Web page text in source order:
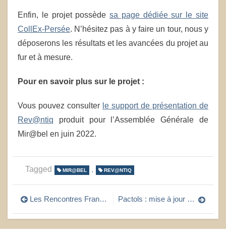
Enfin, le projet possèdesa page dédiée sur le site
CollEx-Persée. N’hésitez pas à y faire un tour, nous y
déposerons les résultats et les avancées du projet au
fur et à mesure.
Pour en savoir plus sur le projet :
Vous pouvez consulter le support de présentation de
Rev@ntiq produit pour l’Assemblée Générale de
Mir@bel en juin 2022.
Tagged MIR@BEL , REV@NTIQ
Navigation
de
l’article
Les Rencontres Frantiq 2023, c’est demain ! Pactols : mise à jour de la traduction de plus de 9000 concepts